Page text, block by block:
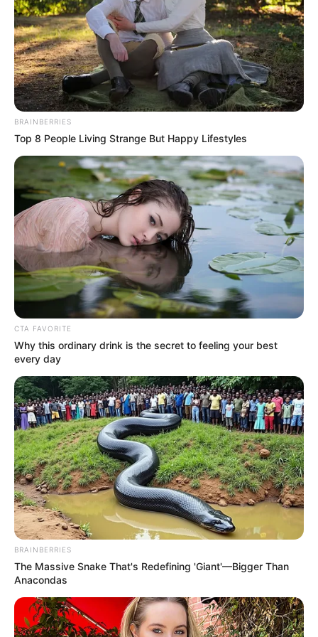
de force avant qu’elle ne parvienne à s’enfuir.
Claudine et Becker prennent un risque
énorme en avouant tout à la juge Alphand
pour faire tomber Atlan.
BRAINBERRIES
Top 8 People Living Strange But Happy Lifestyles
CTA FAVORITE
Why this ordinary drink is the secret to feeling your best
every day
BRAINBERRIES
The Massive Snake That's Redefining 'Giant'—Bigger Than
Anacondas